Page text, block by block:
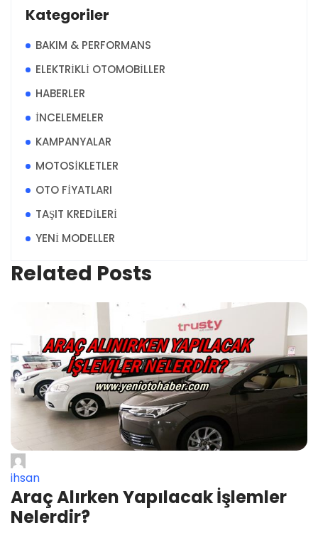
Kategoriler
BAKIM & PERFORMANS
ELEKTRİKLİ OTOMOBİLLER
HABERLER
İNCELEMELER
KAMPANYALAR
MOTOSİKLETLER
OTO FİYATLARI
TAŞIT KREDİLERİ
YENİ MODELLER
Related Posts
ihsan
Araç Alırken Yapılacak İşlemler
Nelerdir?